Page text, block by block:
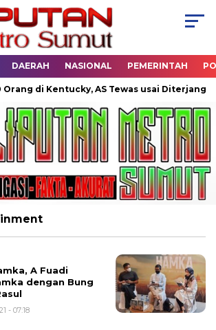
DAERAH NASIONAL PEMERINTAH
di Kentucky, AS Tewas usai Diterjang
A Fuadi
dengan Bung
- 07:18